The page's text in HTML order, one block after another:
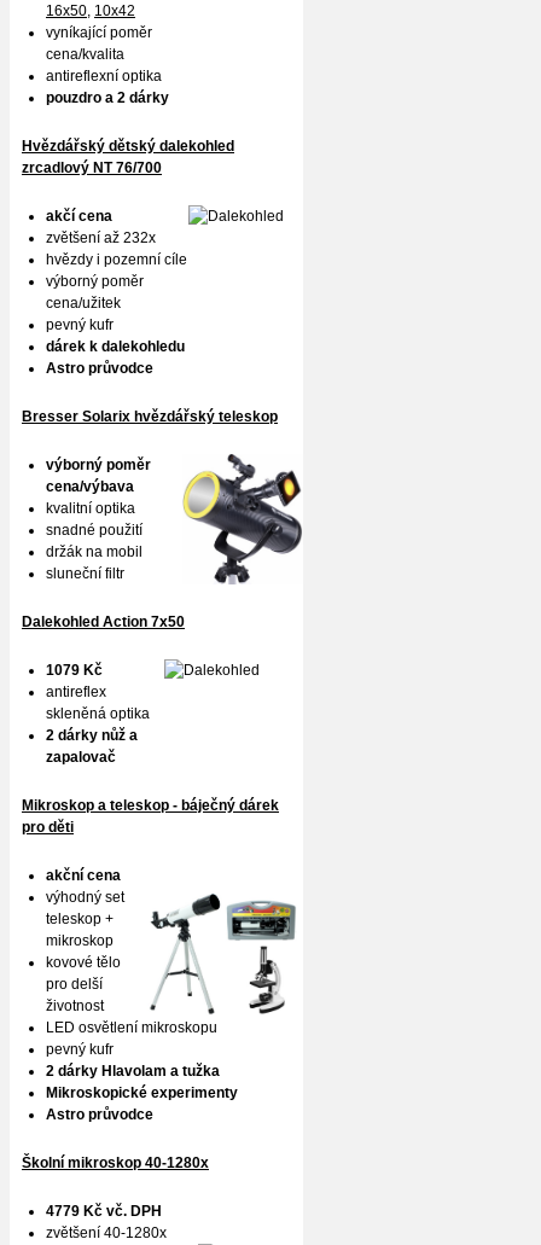
16x50, 10x42
vyníkající poměr
cena/kvalita
antireflexní optika
pouzdro a 2 dárky
Hvězdářský dětský dalekohled
zrcadlový NT 76/700
akčí cena
zvětšení až 232x
hvězdy i pozemní cíle
výborný poměr
cena/užitek
pevný kufr
dárek k dalekohledu
Astro průvodce
Bresser Solarix hvězdářský teleskop
výborný poměr
cena/výbava
kvalitní optika
snadné použití
držák na mobil
sluneční filtr
Dalekohled Action 7x50
1079 Kč
antireflex
skleněná optika
2 dárky nůž a
zapalovač
Mikroskop a teleskop - báječný dárek
pro děti
akční cena
výhodný set
teleskop +
mikroskop
kovové tělo
pro delší
životnost
LED osvětlení mikroskopu
pevný kufr
2 dárky Hlavolam a tužka
Mikroskopické experimenty
Astro průvodce
Školní mikroskop 40-1280x
4779 Kč vč. DPH
zvětšení 40-1280x